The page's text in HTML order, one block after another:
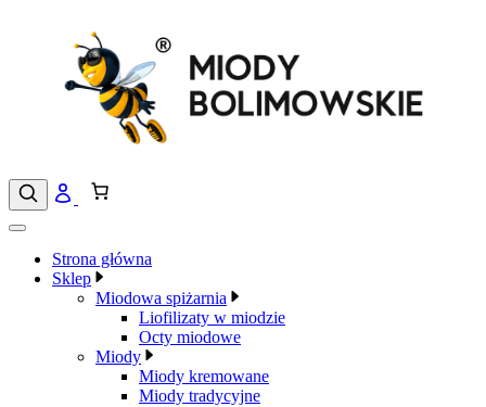
Strona główna
Sklep
Miodowa spiżarnia
Liofilizaty w miodzie
Octy miodowe
Miody
Miody kremowane
Miody tradycyjne